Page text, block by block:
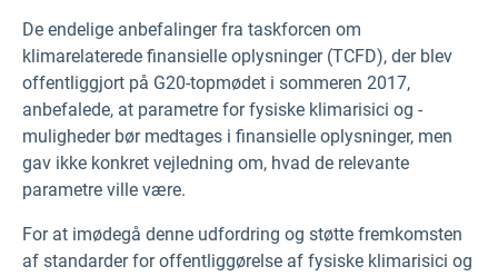
De endelige anbefalinger fra taskforcen om
klimarelaterede finansielle oplysninger (TCFD), der blev
offentliggjort på G20-topmødet i sommeren 2017,
anbefalede, at parametre for fysiske klimarisici og -
muligheder bør medtages i finansielle oplysninger, men
gav ikke konkret vejledning om, hvad de relevante
parametre ville være.
For at imødegå denne udfordring og støtte fremkomsten
af standarder for offentliggørelse af fysiske klimarisici og